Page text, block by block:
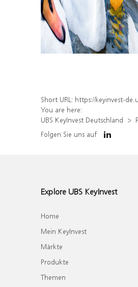
Short URL: https://keyinvest-de.ubs.com/produkt/
You are here:
UBS KeyInvest Deutschland
Folgen Sie uns auf
Explore UBS KeyInvest
Home
Mein KeyInvest
Märkte
Produkte
Themen